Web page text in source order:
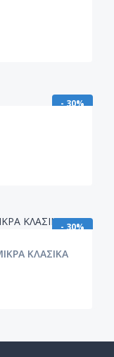
- 30%
- 30%
ΚΛΑΣΙΚΑ